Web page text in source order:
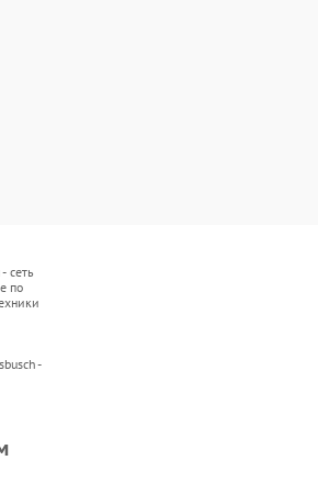
сеть
по